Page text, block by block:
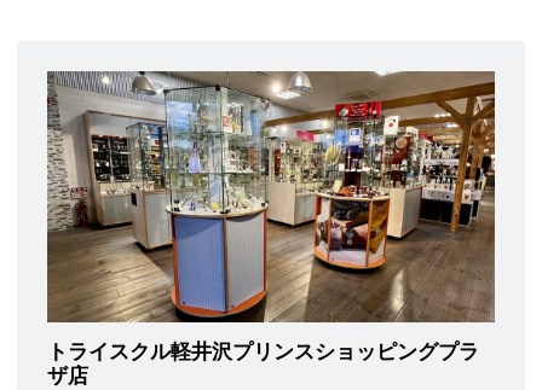
トライスクル軽井沢プリンスショッピングプラ
ザ店